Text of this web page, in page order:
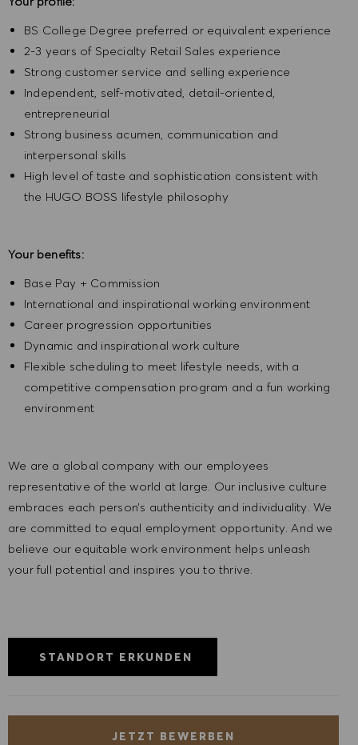
BS College Degree preferred or equivalent experience
2-3 years of Specialty Retail Sales experience
Strong customer service and selling experience
Independent, self-motivated, detail-oriented,
entrepreneurial
Strong business acumen, communication and
interpersonal skills
High level of taste and sophistication consistent with
the HUGO BOSS lifestyle philosophy
Your benefits:
Base Pay + Commission
International and inspirational working environment
Career progression opportunities
Dynamic and inspirational work culture
Flexible scheduling to meet lifestyle needs, with a
competitive compensation program and a fun working
environment
We are a global company with our employees
representative of the world at large. Our inclusive culture
embraces each person’s authenticity and individuality. We
are committed to equal employment opportunity. And we
believe our equitable work environment helps unleash
your full potential and inspires you to thrive.
STANDORT ERKUNDEN
JETZT BEWERBEN